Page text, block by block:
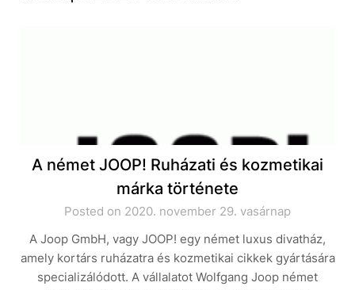
A német JOOP! Ruházati és kozmetikai
márka története
Posted on 2020. november 29. vasárnap
A Joop GmbH, vagy JOOP! egy német luxus divatház,
amely kortárs ruházatra és kozmetikai cikkek gyártására
specializálódott. A vállalatot Wolfgang Joop német